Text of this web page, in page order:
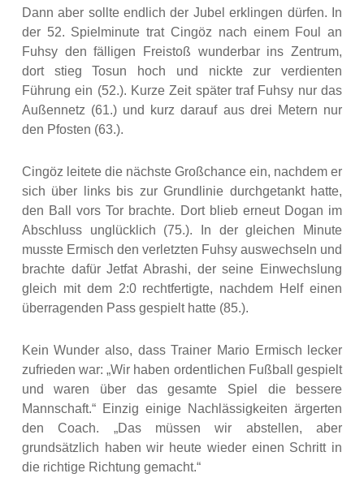
Dann aber sollte endlich der Jubel erklingen dürfen. In
der 52. Spielminute trat Cingöz nach einem Foul an
Fuhsy den fälligen Freistoß wunderbar ins Zentrum,
dort stieg Tosun hoch und nickte zur verdienten
Führung ein (52.). Kurze Zeit später traf Fuhsy nur das
Außennetz (61.) und kurz darauf aus drei Metern nur
den Pfosten (63.).
Cingöz leitete die nächste Großchance ein, nachdem er
sich über links bis zur Grundlinie durchgetankt hatte,
den Ball vors Tor brachte. Dort blieb erneut Dogan im
Abschluss unglücklich (75.). In der gleichen Minute
musste Ermisch den verletzten Fuhsy auswechseln und
brachte dafür Jetfat Abrashi, der seine Einwechslung
gleich mit dem 2:0 rechtfertigte, nachdem Helf einen
überragenden Pass gespielt hatte (85.).
Kein Wunder also, dass Trainer Mario Ermisch lecker
zufrieden war: „Wir haben ordentlichen Fußball gespielt
und waren über das gesamte Spiel die bessere
Mannschaft.“ Einzig einige Nachlässigkeiten ärgerten
den Coach. „Das müssen wir abstellen, aber
grundsätzlich haben wir heute wieder einen Schritt in
die richtige Richtung gemacht.“